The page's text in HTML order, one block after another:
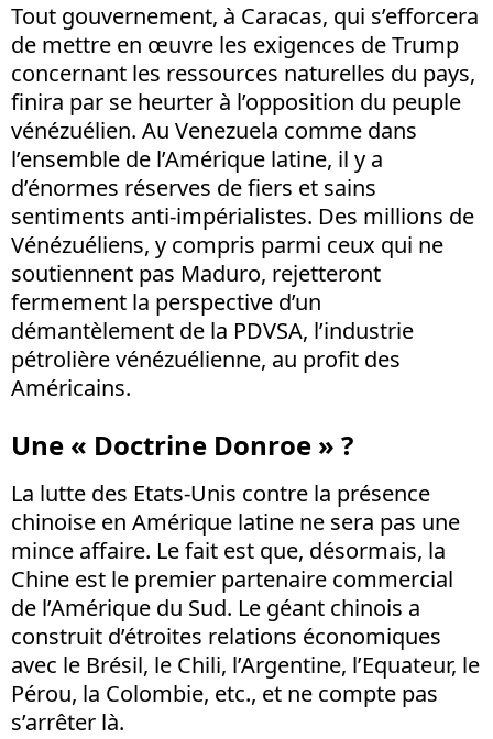
Tout gouvernement, à Caracas, qui s’efforcera
de mettre en œuvre les exigences de Trump
concernant les ressources naturelles du pays,
finira par se heurter à l’opposition du peuple
vénézuélien. Au Venezuela comme dans
l’ensemble de l’Amérique latine, il y a
d’énormes réserves de fiers et sains
sentiments anti-impérialistes. Des millions de
Vénézuéliens, y compris parmi ceux qui ne
soutiennent pas Maduro, rejetteront
fermement la perspective d’un
démantèlement de la PDVSA, l’industrie
pétrolière vénézuélienne, au profit des
Américains.
Une « Doctrine Donroe » ?
La lutte des Etats-Unis contre la présence
chinoise en Amérique latine ne sera pas une
mince affaire. Le fait est que, désormais, la
Chine est le premier partenaire commercial
de l’Amérique du Sud. Le géant chinois a
construit d’étroites relations économiques
avec le Brésil, le Chili, l’Argentine, l’Equateur, le
Pérou, la Colombie, etc., et ne compte pas
s’arrêter là.